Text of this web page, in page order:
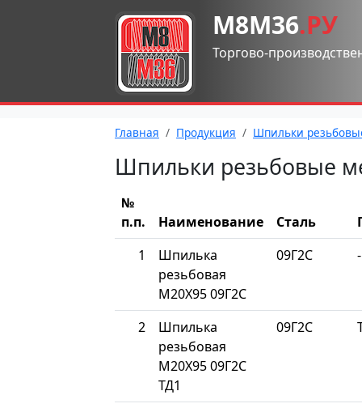
М8М36.РУ
Торгово-
Главная Продукция Шпильки
Шпильки резьбовые
№
п.п.
Наименование Сталь
1
Шпилька
резьбовая
М20Х95 09Г2С
09Г2С -
2
Шпилька
резьбовая
М20Х95 09Г2С
ТД1
09Г2С